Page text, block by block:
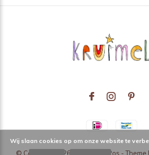
© Copyright 2026 - Theme RePos - Theme
Wij slaan cookies op om onze website te